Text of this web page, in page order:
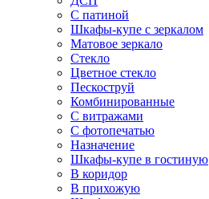
С патиной
Шкафы-купе с зеркалом
Матовое зеркало
Стекло
Цветное стекло
Пескоструй
Комбинированные
С витражами
С фотопечатью
Назначение
Шкафы-купе в гостиную
В коридор
В прихожую